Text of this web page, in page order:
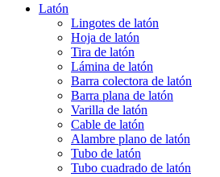
Latón
Lingotes de latón
Hoja de latón
Tira de latón
Lámina de latón
Barra colectora de latón
Barra plana de latón
Varilla de latón
Cable de latón
Alambre plano de latón
Tubo de latón
Tubo cuadrado de latón